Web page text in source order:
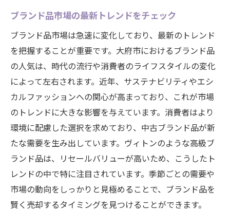
中古市場の流行を追い風にするタイミング
ブランド品の価値を維持するための保管方法と
湿気対策と温度管理のポイント
長期間の保管における注意点
付属品や証明書の保管方法
商品の劣化を防ぐためのクリーニング術
定期的なメンテナンスの重要性
適切な保管場所の選び方
大府市でヴィトンを最高の条件で売却するため
の最終チェックポイント
売却前に最終確認すべき項目
ブランド品市場の最新トレンドをチェック
ブランド品市場は急速に変化しており、最新のトレンド
を把握することが重要です。大府市におけるブランド品
の人気は、時代の流行や消費者のライフスタイルの変化
によって左右されます。近年、サステナビリティやエシ
カルファッションへの関心が高まっており、これが市場
のトレンドに大きな影響を与えています。消費者はより
環境に配慮した選択を求めており、中古ブランド品が新
たな需要を生み出しています。ヴィトンのような高級ブ
ランド品は、リセールバリューが高いため、こうしたト
レンドの中で特に注目されています。季節ごとの需要や
市場の動向をしっかりと見極めることで、ブランド品を
賢く売却するタイミングを見つけることができます。